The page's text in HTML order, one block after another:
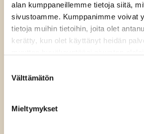
alan kumppaneillemme tietoja siitä,
sivustoamme. Kumppanimme voivat
tietoja muihin tietoihin, joita olet
kerätty, kun olet käyttänyt heidän
valinta
Välttämätön
Mieltymykset
Luitko jo?